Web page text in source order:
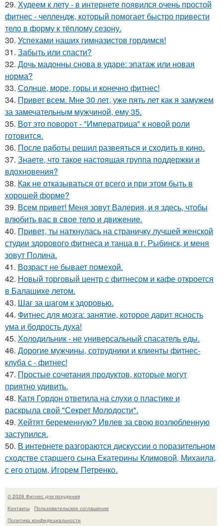
29. Худеем к лету - в интернете появился очень простой
фитнес - челлендж, который помогает быстро привести
тело в форму к тёплому сезону.
30. Успехами наших гимназистов гордимся!
31. Забыть или спасти?
32. Дочь мадонны снова в ударе: эпатаж или новая
норма?
33. Солнце, море, горы и конечно фитнес!
34. Привет всем. Мне 30 лет, уже пять лет как я замужем
за замечательным мужчиной, ему 35.
35. Вот это поворот - "Императрица" к новой роли
готовится.
36. После работы решил развеяться и сходить в кино.
37. Знаете, что такое настоящая группа поддержки и
вдохновения?
38. Как не отказываться от всего и при этом быть в
хорошей форме?
39. Всем привет! Меня зовут Валерия, и я здесь, чтобы
влюбить вас в свое тело и движение.
40. Привет, ты наткнулась на страничку лучшей женской
студии здорового фитнеса и танца в г. Рыбинск, и меня
зовут Полина.
41. Возраст не бывает помехой.
42. Новый торговый центр с фитнесом и кафе откроется
в Балашихе летом.
43. Шаг за шагом к здоровью.
44. Фитнес для мозга: занятие, которое дарит ясность
ума и бодрость духа!
45. Холодильник - не универсальный спасатель еды.
46. Дорогие мужчины, сотрудники и клиенты фитнес-
клуба с - фитнес!
47. Простые сочетания продуктов, которые могут
приятно удивить.
48. Катя Гордон ответила на слухи о пластике и
раскрыла свой "Секрет Молодости".
49. Хейтят беременную? Ивлев за свою возлюбленную
заступился.
50. В интернете разгораются дискуссии о поразительном
сходстве старшего сына Екатерины Климовой, Михаила,
с его отцом, Игорем Петренко.
© 2026 Фитнес для похудения
Контакты
Пользовательское соглашение
Политика конфидециальности